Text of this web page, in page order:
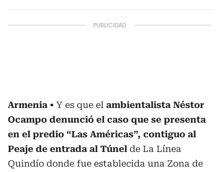
Armenia Y es que el ambientalista Néstor
Ocampo denunció el caso que se presenta
en el predio “Las Américas”, contiguo al
Peaje de entrada al Túnel de La Línea
Quindío donde fue establecida una Zona de